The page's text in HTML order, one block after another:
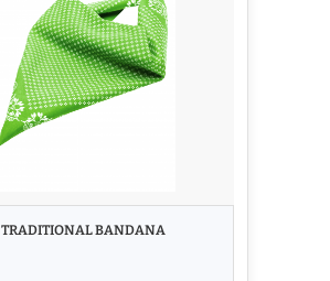
TRADITIONAL BANDANA